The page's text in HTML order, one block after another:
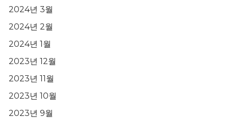
2024년 3월
2024년 2월
2024년 1월
2023년 12월
2023년 11월
2023년 10월
2023년 9월